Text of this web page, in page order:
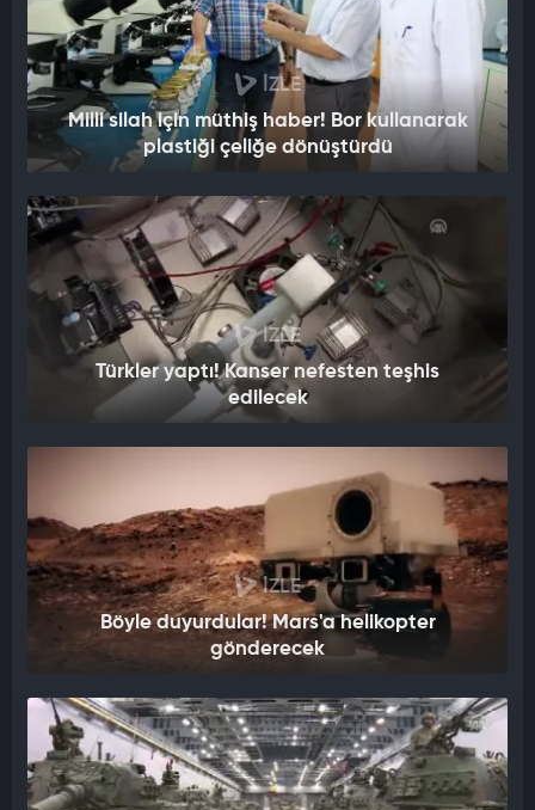
İZLE
Milli silah için müthiş haber! Bor kullanarak
plastiği çeliğe dönüştürdü
İZLE
Türkler yaptı! Kanser nefesten teşhis
edilecek
İZLE
Böyle duyurdular! Mars'a helikopter
gönderecek